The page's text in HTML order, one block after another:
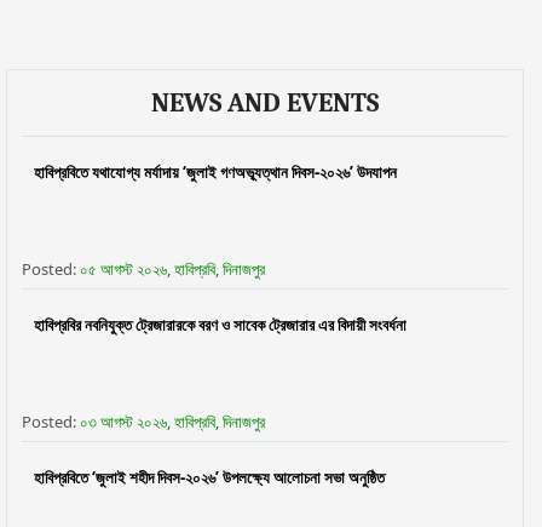
NEWS AND EVENTS
হাবিপ্রবিতে যথাযোগ্য মর্যাদায় ‘জুলাই গণঅভ্যূত্থান দিবস-২০২৬’ উদযাপন
Posted: ০৫ আগস্ট ২০২৬, হাবিপ্রবি, দিনাজপুর
হাবিপ্রবির নবনিযুক্ত ট্রেজারারকে বরণ ও সাবেক ট্রেজারার এর বিদায়ী সংবর্ধনা
Posted: ০৩ আগস্ট ২০২৬, হাবিপ্রবি, দিনাজপুর
হাবিপ্রবিতে ‘জুলাই শহীদ দিবস-২০২৬’ উপলক্ষ্যে আলোচনা সভা অনুষ্ঠিত